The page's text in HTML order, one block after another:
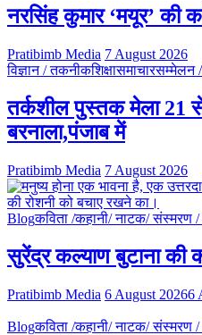
नरसिंह कुमार ‘मयूर’ की
Pratibimb Media 7 August 2026
विज्ञान / तकनीकशिक्षासमाचारसम्मेलन /
तर्कशील पुस्तक मेला
बरनाला,पंजाब में
Pratibimb Media 7 August 2026
Blogकविता /कहानी/ नाटक/ संस्मरण /
सुरेंद्र कल्याण बुटाना की
Pratibimb Media 6 August 20266
Blogकविता /कहानी/ नाटक/ संस्मरण /